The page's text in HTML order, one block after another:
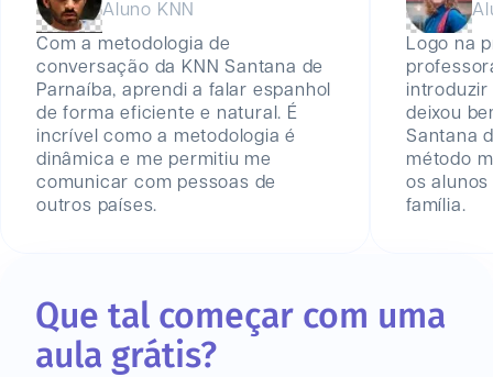
Aluno KNN
Com a metodologia de
conversação da KNN Santana de
Parnaíba, aprendi a falar espanhol
de forma eficiente e natural. É
incrível como a metodologia é
dinâmica e me permitiu me
comunicar com pessoas de
outros países.
Logo na
introduzir
deixou
Santana
método
os
família.
Que tal começar com uma
aula grátis?